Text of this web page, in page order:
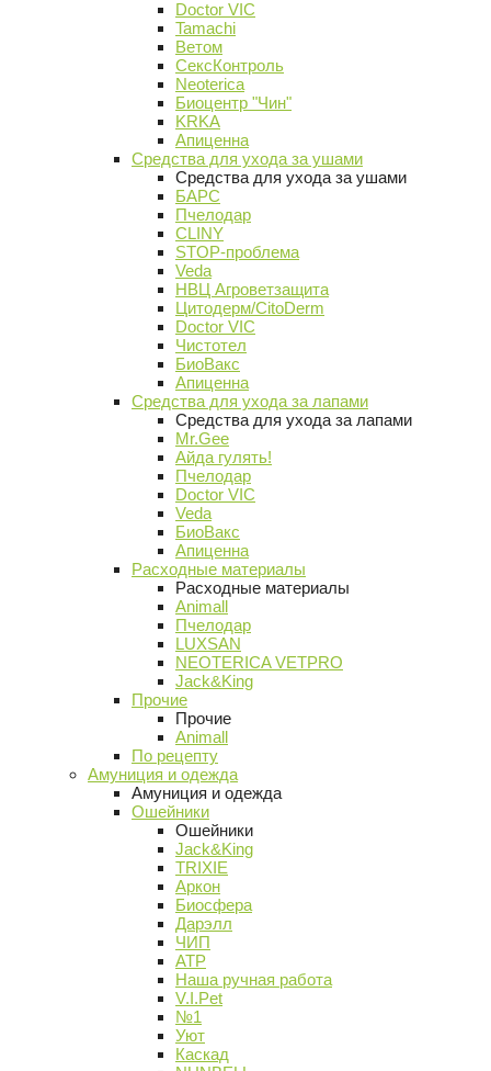
Doctor VIC
Tamachi
Ветом
СексКонтроль
Neoterica
Биоцентр "Чин"
KRKA
Апиценна
Средства для ухода за ушами
Средства для ухода за ушами
БАРС
Пчелодар
CLINY
STOP-проблема
Veda
НВЦ Агроветзащита
Цитодерм/CitoDerm
Doctor VIC
Чистотел
БиоВакс
Апиценна
Средства для ухода за лапами
Средства для ухода за лапами
Mr.Gee
Айда гулять!
Пчелодар
Doctor VIC
Veda
БиоВакс
Апиценна
Расходные материалы
Расходные материалы
Animall
Пчелодар
LUXSAN
NEOTERICA VETPRO
Jack&King
Прочие
Прочие
Animall
По рецепту
Амуниция и одежда
Амуниция и одежда
Ошейники
Ошейники
Jack&King
TRIXIE
Аркон
Биосфера
Дарэлл
ЧИП
АТР
Наша ручная работа
V.I.Pet
№1
Уют
Каскад